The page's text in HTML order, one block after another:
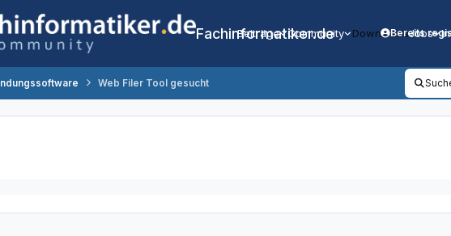
Fachinformatiker.de
Beiträge Community DownloadsJobs
Bereits
Web Filer Tool gesucht